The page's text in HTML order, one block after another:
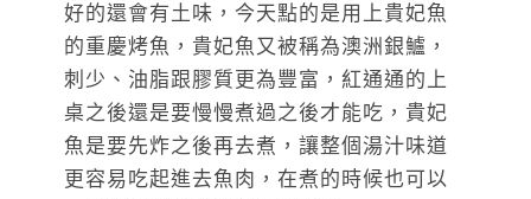
好的還會有土味，今天點的是用上貴妃魚
的重慶烤魚，貴妃魚又被稱為澳洲銀鱸，
刺少、油脂跟膠質更為豐富，紅通通的上
桌之後還是要慢慢煮過之後才能吃，貴妃
魚是要先炸之後再去煮，讓整個湯汁味道
更容易吃起進去魚肉，在煮的時候也可以